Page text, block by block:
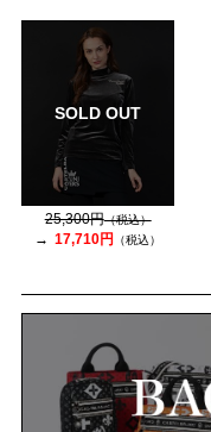
SOLD OUT
25,300円（税込）
17,710円 （税込）